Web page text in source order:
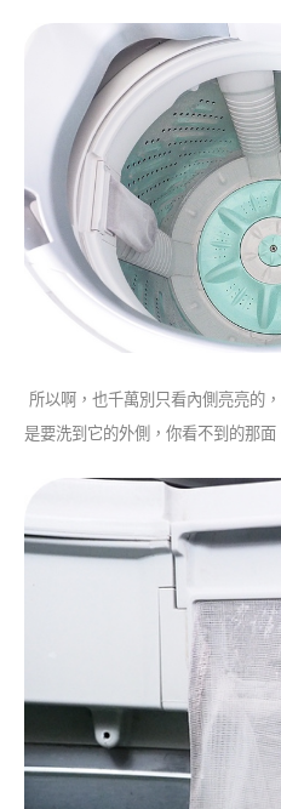
所以啊，也千萬別只看內側亮亮的
是要洗到它的外側，你看不到的那面